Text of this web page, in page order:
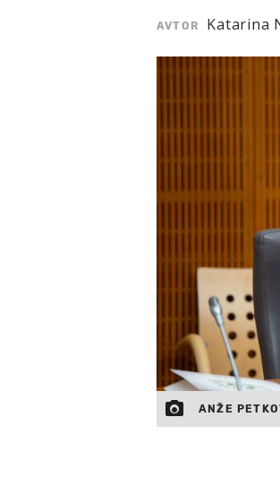
AVTOR Katarina
ANŽE